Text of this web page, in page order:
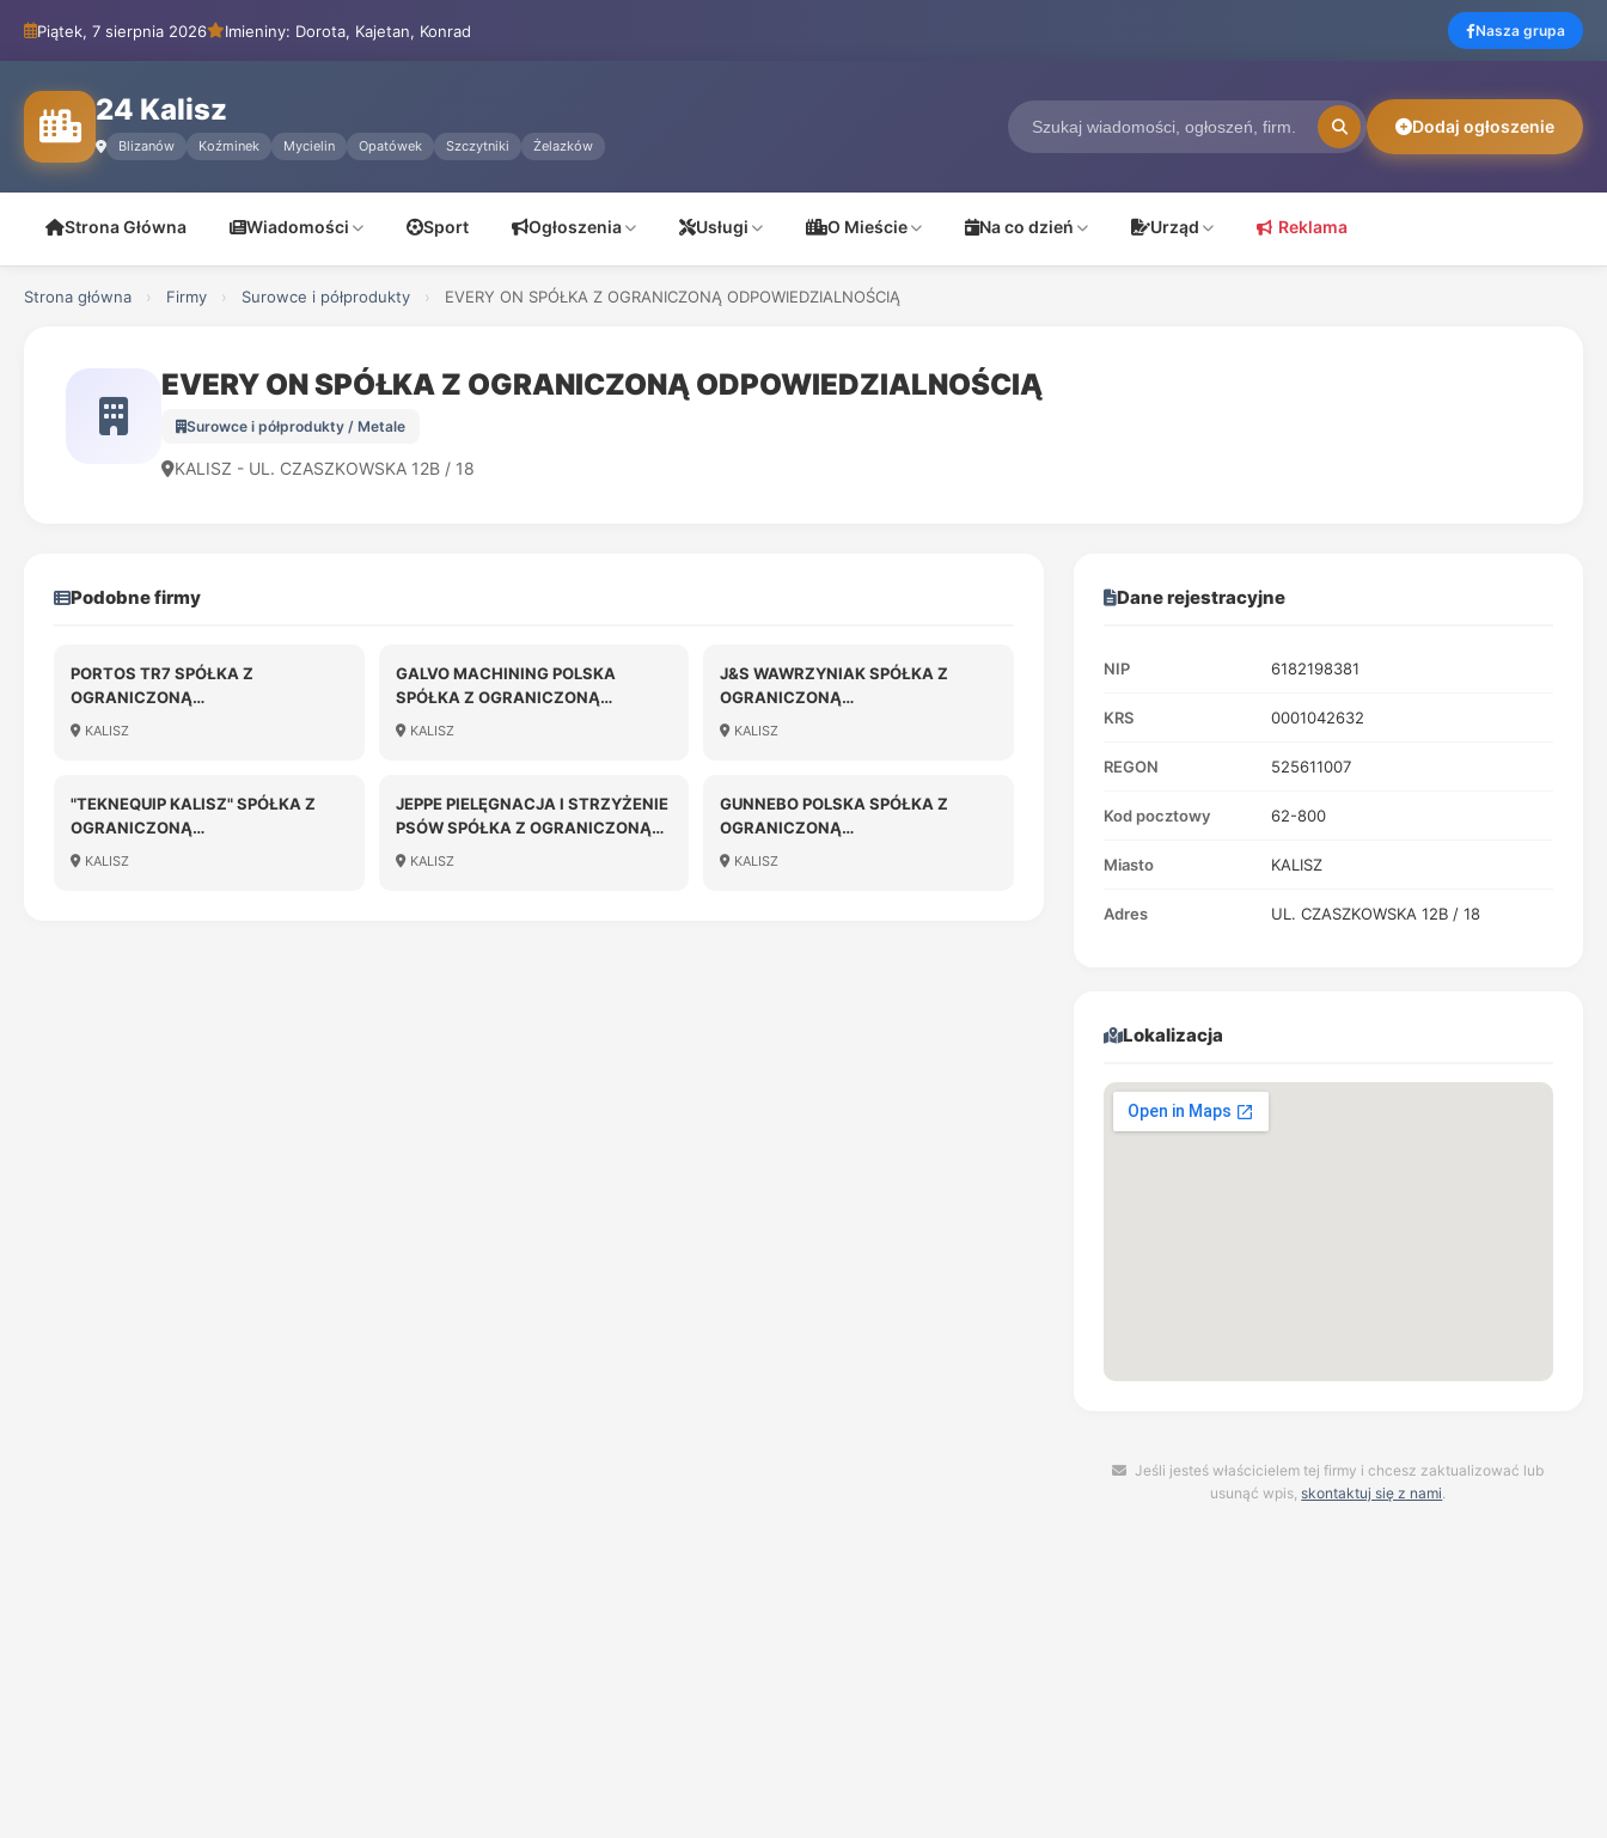
Piątek, 7 sierpnia 2026 Imieniny: Dorota, Kajetan, Konrad Nasza grupa
24 Kalisz
Blizanów Koźminek Mycielin Opatówek Szczytniki Żelazków
Dodaj ogłoszenie
Strona Główna Wiadomości Sport Ogłoszenia Usługi O Mieście Na co dzień Urząd Reklama
Strona główna › Firmy › Surowce i półprodukty › EVERY ON SPÓŁKA Z OGRANICZONĄ ODPOWIEDZIALNOŚCIĄ
EVERY ON SPÓŁKA Z OGRANICZONĄ ODPOWIEDZIALNOŚCIĄ
Surowce i półprodukty / Metale
KALISZ - UL. CZASZKOWSKA 12B / 18
Podobne firmy
PORTOS TR7 SPÓŁKA Z
OGRANICZONĄ
ODPOWIEDZIALNOŚCIĄ
KALISZ
GALVO MACHINING POLSKA
SPÓŁKA Z OGRANICZONĄ
ODPOWIEDZIALNOŚCIĄ
KALISZ
J&S WAWRZYNIAK SPÓŁKA Z
OGRANICZONĄ
ODPOWIEDZIALNOŚCIĄ
KALISZ
"TEKNEQUIP KALISZ" SPÓŁKA Z
OGRANICZONĄ
ODPOWIEDZIALNOŚCIĄ
KALISZ
JEPPE PIELĘGNACJA I STRZYŻENIE
PSÓW SPÓŁKA Z OGRANICZONĄ
ODPOWIEDZIALNOŚCIĄ
KALISZ
GUNNEBO POLSKA SPÓŁKA Z
OGRANICZONĄ
ODPOWIEDZIALNOŚCIĄ
KALISZ
Dane rejestracyjne
NIP 6182198381
KRS 0001042632
REGON 525611007
Kod pocztowy 62-800
Miasto KALISZ
Adres UL. CZASZKOWSKA 12B / 18
Lokalizacja
Jeśli jesteś właścicielem tej firmy i chcesz zaktualizować lub
usunąć wpis, skontaktuj się z nami.